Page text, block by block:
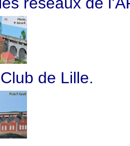
réseaux de
de Lille.